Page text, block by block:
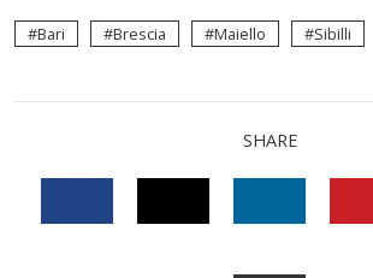
Bari Brescia Maiello Sibilli
SHARE